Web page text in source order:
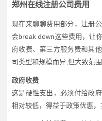
郑州在线注册公司费用
现在来聊聊费用部分，注册
会break down这些费用，让
府收费、第三方服务费和其
司类型和规模而异,但大致范
政府收费
这是硬性支出，必须付给政
相对较低，得益于政策优惠，